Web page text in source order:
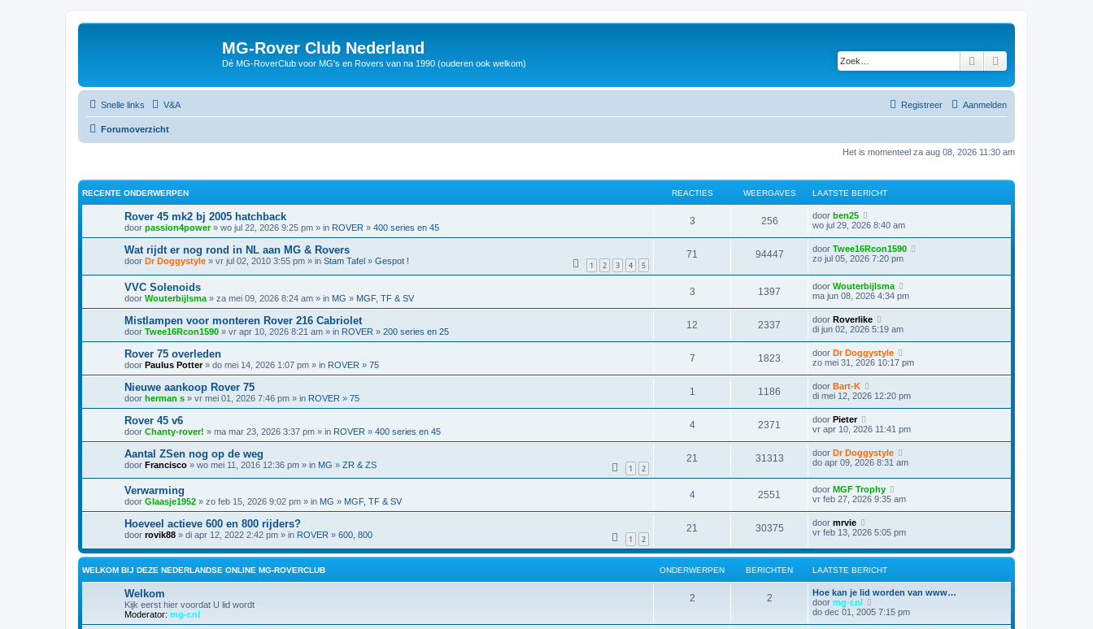
MG-Rover Club Nederland
Dé MG-RoverClub voor MG's en Rovers van na 1990 (ouderen ook welkom) Zoek
Snelle links V&A Aanmelden
Registreer
Forumoverzicht
Het is momenteel za aug 08, 2026 11:30 am
RECENTE ONDERWERPEN REACTIES WEERGAVES LAATSTE BERICHT
Rover 45 mk2 bj 2005 hatchback
door passion4power» wo jul 22, 2026 9:25 pm » in ROVER » 400 series en 45
3 256 door ben25
wo jul 29, 2026 8:40 am
Wat rijdt er nog rond in NL aan MG & Rovers
1 2 3 4 5
door Dr Doggystyle » vr jul 02, 2010 3:55 pm » in Stam Tafel » Gespot !
71 94447 door Twee16Rcon1590
zo jul 05, 2026 7:20 pm
VVC Solenoids
door Wouterbijlsma » za mei 09, 2026 8:24 am » in MG » MGF, TF & SV
3 1397 door Wouterbijlsma
ma jun 08, 2026 4:34 pm
Mistlampen voor monteren Rover 216 Cabriolet
door Twee16Rcon1590 » vr apr 10, 2026 8:21 am » in ROVER » 200 series en 25
12 2337 door Roverlike
di jun 02, 2026 5:19 am
Rover 75 overleden
door Paulus Potter» do mei 14, 2026 1:07 pm » in ROVER » 75
7 1823 door Dr Doggystyle
zo mei 31, 2026 10:17 pm
Nieuwe aankoop Rover 75
door herman s » vr mei 01, 2026 7:46 pm » in ROVER » 75
1 1186 door Bart-K
di mei 12, 2026 12:20 pm
Rover 45 v6
door Chanty-rover! » ma mar 23, 2026 3:37 pm » in ROVER » 400 series en 45
4 2371 door Pieter
vr apr 10, 2026 11:41 pm
Aantal ZSen nog op de weg
1 2
door Francisco » wo mei 11, 2016 12:36 pm » in MG » ZR & ZS
21 31313 door Dr Doggystyle
do apr 09, 2026 8:31 am
Verwarming
door Glaasje1952 » zo feb 15, 2026 9:02 pm » in MG » MGF, TF & SV
4 2551 door MGF Trophy
vr feb 27, 2026 9:35 am
Hoeveel actieve 600 en 800 rijders?
1 2
door rovik88 » di apr 12, 2022 2:42 pm » in ROVER » 600, 800
21 30375 door mrvie
vr feb 13, 2026 5:05 pm
WELKOM BIJ DEZE NEDERLANDSE ONLINE MG-ROVERCLUB ONDERWERPEN BERICHTEN LAATSTE BERICHT
Welkom
Kijk eerst hier voordat U lid wordt
Moderator: mg-r.nl
2 2
Hoe kan je lid worden van www…
door mg-r.nl
e
do dec 01, 2005 7:15 pm